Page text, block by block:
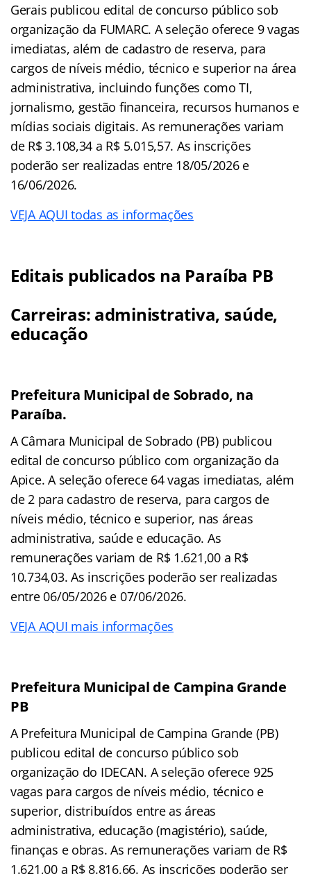
Gerais publicou edital de concurso público sob
organização da FUMARC. A seleção oferece 9 vagas
imediatas, além de cadastro de reserva, para
cargos de níveis médio, técnico e superior na área
administrativa, incluindo funções como TI,
jornalismo, gestão financeira, recursos humanos e
mídias sociais digitais. As remunerações variam
de R$ 3.108,34 a R$ 5.015,57. As inscrições
poderão ser realizadas entre 18/05/2026 e
16/06/2026.
VEJA AQUI todas as informações
Editais publicados na Paraíba PB
Carreiras: administrativa, saúde,
educação
Prefeitura Municipal de Sobrado, na
Paraíba.
A Câmara Municipal de Sobrado (PB) publicou
edital de concurso público com organização da
Apice. A seleção oferece 64 vagas imediatas, além
de 2 para cadastro de reserva, para cargos de
níveis médio, técnico e superior, nas áreas
administrativa, saúde e educação. As
remunerações variam de R$ 1.621,00 a R$
10.734,03. As inscrições poderão ser realizadas
entre 06/05/2026 e 07/06/2026.
VEJA AQUI mais informações
Prefeitura Municipal de Campina Grande
PB
A Prefeitura Municipal de Campina Grande (PB)
publicou edital de concurso público sob
organização do IDECAN. A seleção oferece 925
vagas para cargos de níveis médio, técnico e
superior, distribuídos entre as áreas
administrativa, educação (magistério), saúde,
finanças e obras. As remunerações variam de R$
1.621,00 a R$ 8.816,66. As inscrições poderão ser